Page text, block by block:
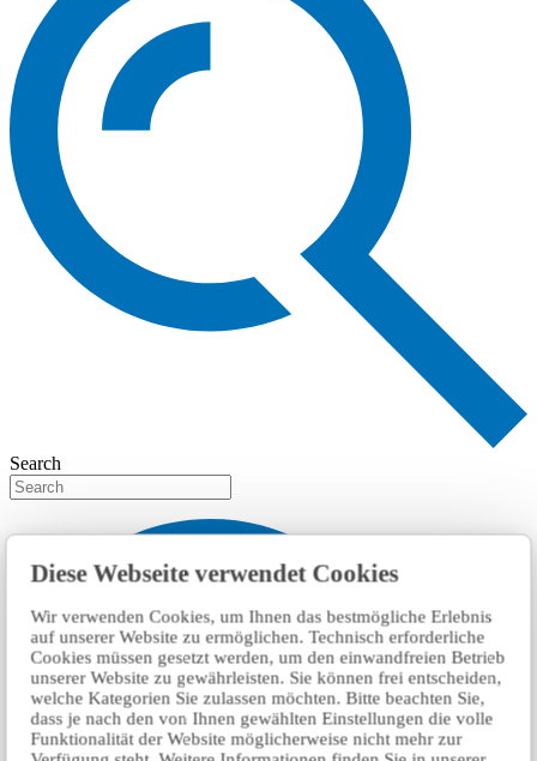
Diese Webseite verwendet Cookies
Wir verwenden Cookies, um Ihnen das bestmögliche Erlebnis
auf unserer Website zu ermöglichen. Technisch erforderliche
Cookies müssen gesetzt werden, um den einwandfreien Betrieb
unserer Website zu gewährleisten. Sie können frei entscheiden,
welche Kategorien Sie zulassen möchten. Bitte beachten Sie,
dass je nach den von Ihnen gewählten Einstellungen die volle
Funktionalität der Website möglicherweise nicht mehr zur
Search